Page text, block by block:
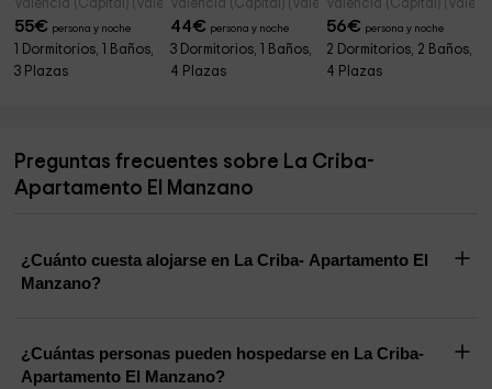
Valencia (Capital) (Valencia)
55€ persona y noche
1 Dormitorios, 1 Baños,
3 Plazas
Valencia (Capital) (Valencia)
44€ persona y noche
3 Dormitorios, 1 Baños,
4 Plazas
Valencia (Capital)
56€ persona y noche
2 Dormitorios, 2 Baños,
4 Plazas
Preguntas frecuentes sobre La Criba-
Apartamento El Manzano
¿Cuánto cuesta alojarse en La Criba- Apartamento El
Manzano?
¿Cuántas personas pueden hospedarse en La Criba-
Apartamento El Manzano?